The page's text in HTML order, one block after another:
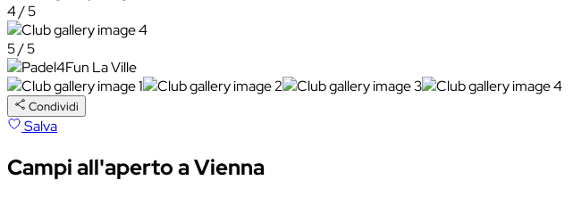
4 / 5
5 / 5
Condividi
Salva
Campi all'aperto a Vienna